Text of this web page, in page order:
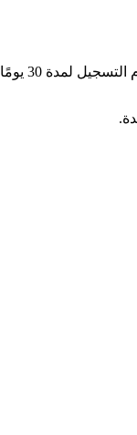
لمدة 30 يومًا